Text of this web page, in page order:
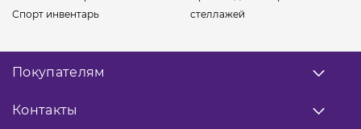
Спорт инвентарь
стеллажей
Контакты
Покупателям
О нас